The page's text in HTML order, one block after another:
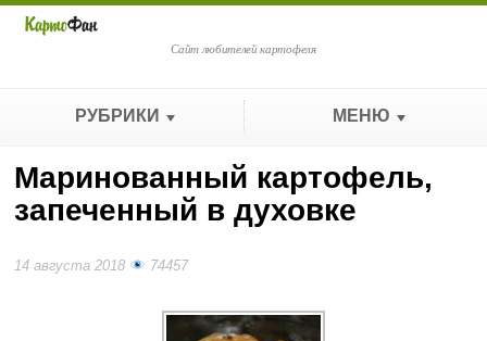
Сайт любителей картофеля
РУБРИКИ МЕНЮ
Маринованный картофель,
запеченный в духовке
14 августа 2018 74457